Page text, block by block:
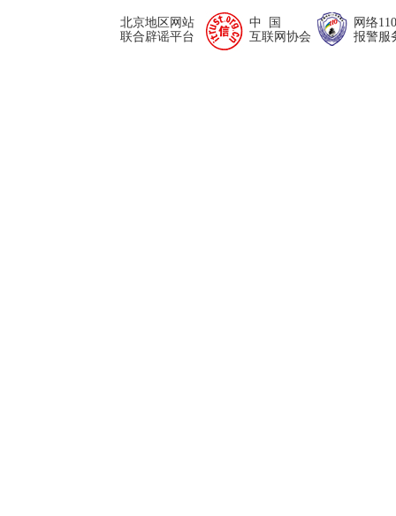
北京地区网站
联合辟谣平台
中 国
互联网协会
网络110
报警服